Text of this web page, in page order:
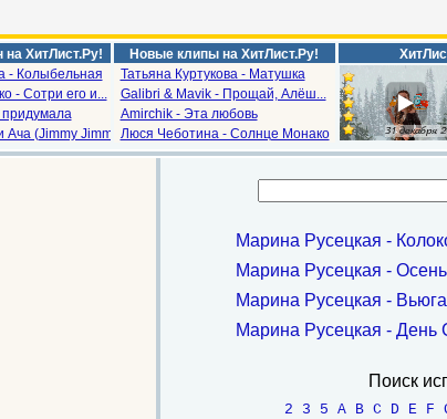
на ХитЛист.Ру!
- Колыбельная
- Сотри его и...
(Jimmy Jimm...
Новые клипы на ХитЛист.Ру!
Татьяна Куртукова - Матушка
Galibri & Mavik - Прощай, Алёш...
Amirchik - Эта любовь
Люся Чеботина - Солнце Монако
Марина Русецкая -
Марина Русецкая - Осень
Марина Русецкая - Вьюга
Марина Русецкая - День
Поиск
2 3 5 A B C D E F